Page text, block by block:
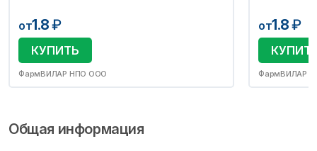
от1.8₽
КУПИТЬ
ФармВИЛАР НПО ООО
от1.8₽
ФармВИЛАР
Общая информация